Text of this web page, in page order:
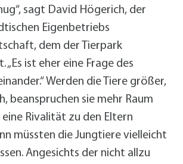
sagt David Högerich, der
Eigenbetriebs
dem der Tierpark
„Es ist eher eine Frage des
Werden die Tiere größer,
beanspruchen sie mehr Raum
Rivalität zu den Eltern
müssten die Jungtiere vielleicht
Angesichts der nicht allzu